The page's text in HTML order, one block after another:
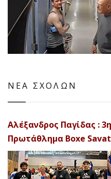
ΝΕΑ ΣΧΟΛΩΝ
Αλέξανδρος Παγίδας :
Πρωτάθλημα Boxe